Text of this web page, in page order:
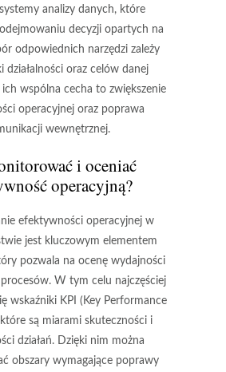
analizy danych, które
decyzji opartych na
odpowiednich narzędzi zależy
działalności oraz celów danej
ich wspólna cecha to zwiększenie
operacyjnejoraz poprawa
wewnętrznej.
i oceniać
operacyjną?
efektywności operacyjnej w
jest kluczowym elementem
pozwala na ocenę wydajności
W tym celu najczęściej
wskaźniki KPI (Key Performance
są miarami skuteczności i
działań. Dzięki nim można
obszary wymagające poprawy